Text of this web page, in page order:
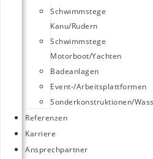
Schwimmstege
Kanu/Rudern
Schwimmstege
Motorboot/Yachten
Badeanlagen
Event-/Arbeitsplattformen
Sonderkonstruktionen/
Referenzen
Karriere
Ansprechpartner